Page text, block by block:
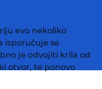
evo nekoliko
isporučuje se
je odvojiti krila od
otvor, te ponovo